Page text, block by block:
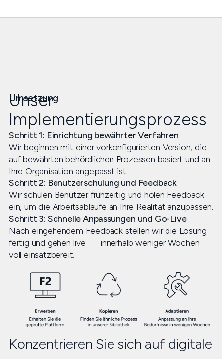
Umsetzung
Unser
Implementierungsprozess
Schritt 1: Einrichtung bewährter Verfahren
Wir beginnen mit einer vorkonfigurierten Version, die
auf bewährten behördlichen Prozessen basiert und an
Ihre Organisation angepasst ist.
Schritt 2: Benutzerschulung und Feedback
Wir schulen Benutzer frühzeitig und holen Feedback
ein, um die Arbeitsabläufe an Ihre Realität anzupassen.
Schritt 3: Schnelle Anpassungen und Go-Live
Nach eingehendem Feedback stellen wir die Lösung
fertig und gehen live — innerhalb weniger Wochen
voll einsatzbereit.
Konzentrieren Sie sich auf digitale